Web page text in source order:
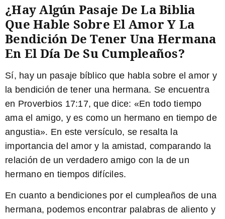
¿Hay Algún Pasaje De La Biblia
Que Hable Sobre El Amor Y La
Bendición De Tener Una Hermana
En El Día De Su Cumpleaños?
Sí, hay un pasaje bíblico que habla sobre el amor y
la bendición de tener una hermana. Se encuentra
en Proverbios 17:17, que dice: «En todo tiempo
ama el amigo, y es como un hermano en tiempo de
angustia». En este versículo, se resalta la
importancia del amor y la amistad, comparando la
relación de un verdadero amigo con la de un
hermano en tiempos difíciles.
En cuanto a bendiciones por el cumpleaños de una
hermana, podemos encontrar palabras de aliento y